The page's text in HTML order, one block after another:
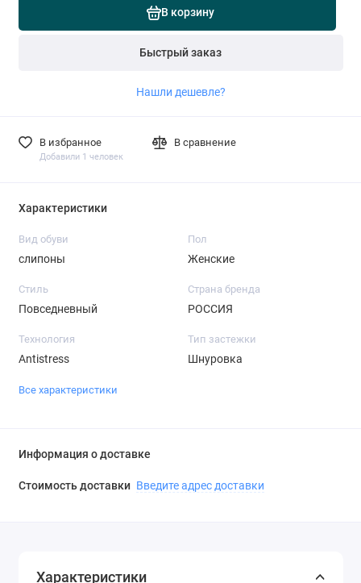
В корзину
Быстрый заказ
Нашли дешевле?
В избранное
Добавили 1 человек
В сравнение
Характеристики
Вид обуви
слипоны
Пол
Женские
Стиль
Повседневный
Страна бренда
РОССИЯ
Технология
Antistress
Тип застежки
Шнуровка
Все характеристики
Информация о доставке
Стоимость доставки Введите адрес доставки
Характеристики